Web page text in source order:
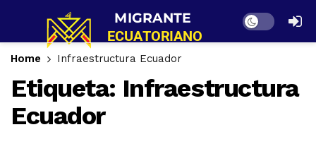
Dark mode
Home Infraestructura Ecuador
Etiqueta: Infraestructura
Ecuador